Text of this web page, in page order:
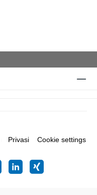
Privasi Cookie settings